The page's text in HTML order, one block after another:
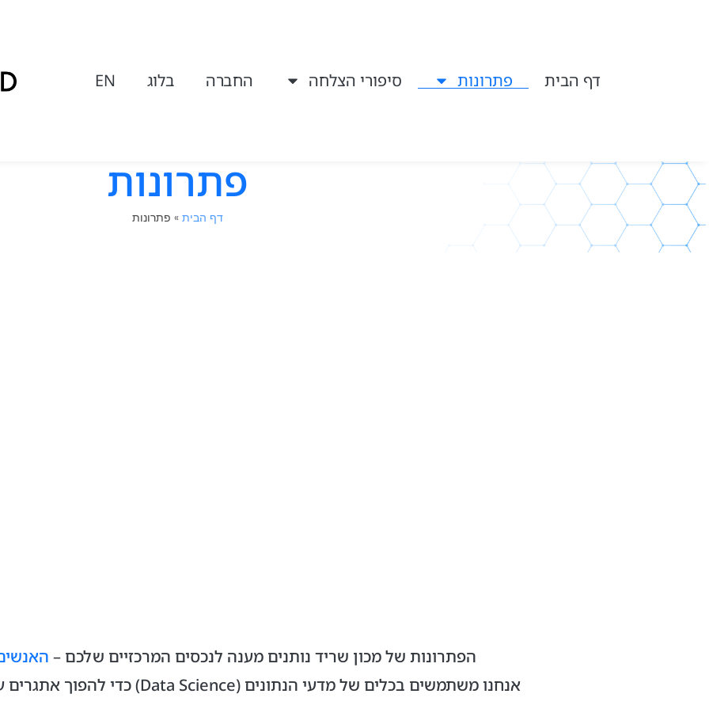
דף הבית פתרונות סיפורי הצלחה החברה בלוג EN
פתרונות
דף הבית » פתרונות
הפתרונות של מכון שריד נותנים מענה לנכסים המרכזיים שלכם –
אנחנו משתמשים בכלים של מדעי הנתונים (Data Science) כדי להפוך אתגרים עסקיים לפעולות מעשיות.